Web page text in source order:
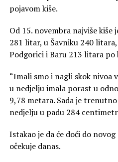
pojavom kiše.
Od 15. novembra najviše
281 litar, u Šavniku 240
Podgorici i Baru 213 litara
“Imali smo i nagli skok nivoa
u nedjelju imala porast u
9,78 metara. Sada je
nedjelju u padu 284
Istakao je da će doći do
očekuje danas.